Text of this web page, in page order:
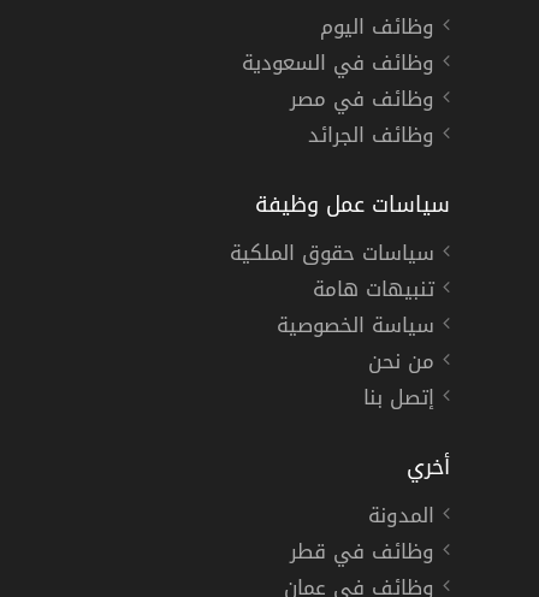
وظائف اليوم
وظائف في السعودية
وظائف في مصر
وظائف الجرائد
سياسات عمل وظيفة
سياسات حقوق الملكية
تنبيهات هامة
سياسة الخصوصية
من نحن
إتصل بنا
أخري
المدونة
وظائف في قطر
وظائف في عمان